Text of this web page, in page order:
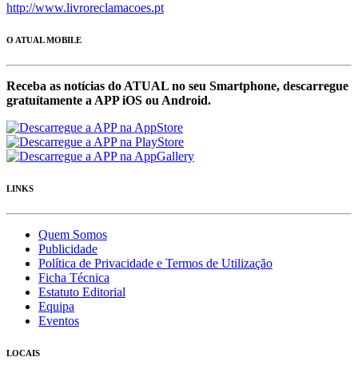
http://www.livroreclamacoes.pt
O ATUAL MOBILE
Receba as notícias do ATUAL no seu Smartphone, descarregue
gratuítamente a APP iOS ou Android.
LINKS
Quem Somos
Publicidade
Política de Privacidade e Termos de Utilização
Ficha Técnica
Estatuto Editorial
Equipa
Eventos
LOCAIS